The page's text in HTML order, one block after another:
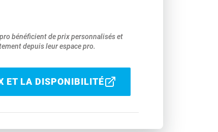
bénéficient de prix personnalisés et
depuis leur espace pro.
ET LA DISPONIBILITÉ